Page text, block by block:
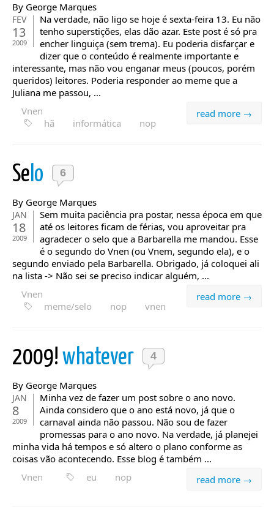
By George Marques
FEV
13
2009
Na verdade, não ligo se hoje é sexta-feira 13. Eu não
tenho superstições, elas dão azar. Este post é só pra
encher linguiça (sem trema). Eu poderia disfarçar e
dizer que o conteúdo é realmente importante e
interessante, mas não vou enganar meus (poucos, porém
queridos) leitores. Poderia responder ao meme que a
Juliana me passou, ...
read more →
Vnen
hã
informática nop
Se lo 6
By George Marques
JAN
18
2009
Sem muita paciência pra postar, nessa época em que
até os leitores ficam de férias, vou aproveitar pra
agradecer o selo que a Barbarella me mandou. Esse
é o segundo do Vnen (ou Vnem, segundo ela), e o
segundo enviado pela Barbarella. Obrigado, já coloquei ali
na lista -> Não sei se preciso indicar alguém, ...
read more →
Vnen
meme/selo
nop vnen
2009! whatever 4
By George Marques
JAN
8
2009
Minha vez de fazer um post sobre o ano novo.
Ainda considero que o ano está novo, já que o
carnaval ainda não passou. Não sou de fazer
promessas para o ano novo. Na verdade, já planejei
minha vida há tempos e só altero o plano conforme as
coisas vão acontecendo. Esse blog é também ...
read more →
Vnen eu nop